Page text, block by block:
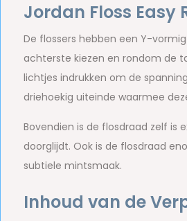
Jordan Floss Easy
De flossers hebben een Y-
achterste kiezen en rondom de
lichtjes indrukken om de
driehoekig uiteinde waarmee
Bovendien is de flosdraad zelf
doorglijdt. Ook is de flosdraad
subtiele mintsmaak.
Inhoud van de